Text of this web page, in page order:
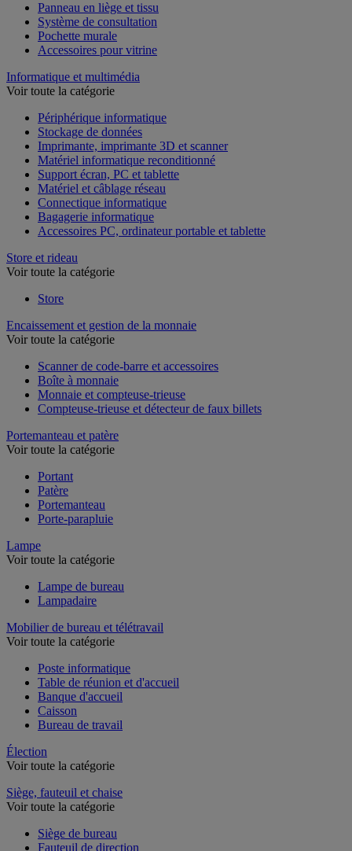
Panneau en liège et tissu
Système de consultation
Pochette murale
Accessoires pour vitrine
Informatique et multimédia
Voir toute la catégorie
Périphérique informatique
Stockage de données
Imprimante, imprimante 3D et scanner
Matériel informatique reconditionné
Support écran, PC et tablette
Matériel et câblage réseau
Connectique informatique
Bagagerie informatique
Accessoires PC, ordinateur portable et tablette
Store et rideau
Voir toute la catégorie
Store
Encaissement et gestion de la monnaie
Voir toute la catégorie
Scanner de code-barre et accessoires
Boîte à monnaie
Monnaie et compteuse-trieuse
Compteuse-trieuse et détecteur de faux billets
Portemanteau et patère
Voir toute la catégorie
Portant
Patère
Portemanteau
Porte-parapluie
Lampe
Voir toute la catégorie
Lampe de bureau
Lampadaire
Mobilier de bureau et télétravail
Voir toute la catégorie
Poste informatique
Table de réunion et d'accueil
Banque d'accueil
Caisson
Bureau de travail
Élection
Voir toute la catégorie
Siège, fauteuil et chaise
Voir toute la catégorie
Siège de bureau
Fauteuil de direction